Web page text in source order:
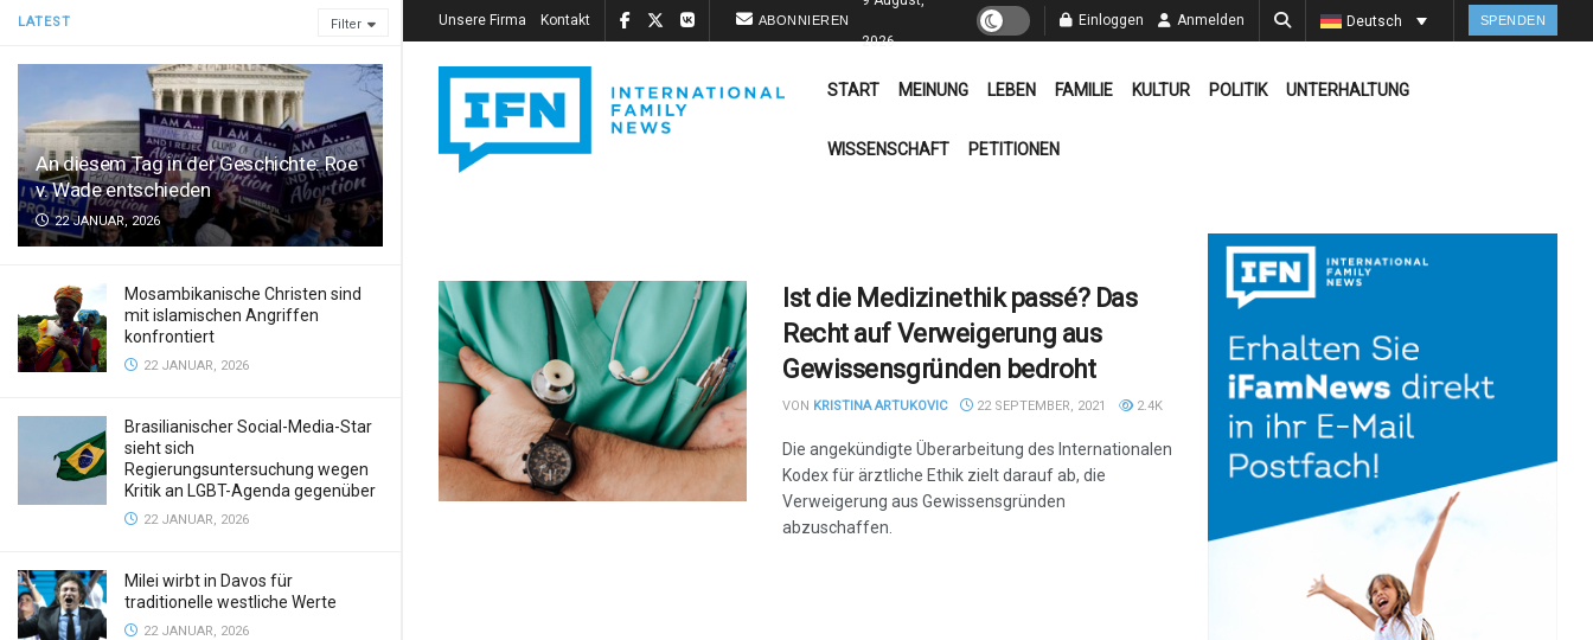
LATEST Filter
An diesem Tag in der Geschichte: Roe
v. Wade entschieden
22 JANUAR, 2026
Mosambikanische Christen sind
mit islamischen Angriffen
konfrontiert
22 JANUAR, 2026
Brasilianischer Social-Media-Star
sieht sich
Regierungsuntersuchung wegen
Kritik an LGBT-Agenda gegenüber
22 JANUAR, 2026
Milei wirbt in Davos für
traditionelle westliche Werte
22 JANUAR, 2026
Unsere Firma Kontakt ABONNIEREN
2026
Einloggen Anmelden Deutsch SPENDEN
START MEINUNG LEBEN FAMILIE KULTUR POLITIK UNTERHALTUNG
WISSENSCHAFT PETITIONEN
Ist die Medizinethik passé? Das
Recht auf Verweigerung aus
Gewissensgründen bedroht
VON KRISTINA ARTUKOVIC 22 SEPTEMBER, 2021 2.4K
Die angekündigte Überarbeitung des Internationalen
Kodex für ärztliche Ethik zielt darauf ab, die
Verweigerung aus Gewissensgründen
abzuschaffen.